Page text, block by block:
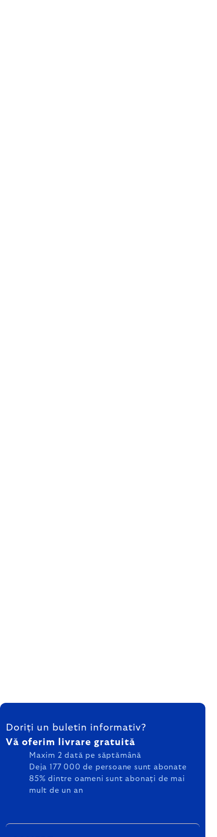
SUBSOL
Doriți un buletin informativ?
Vă oferim livrare gratuită
Maxim 2 dată pe săptămână
Deja 177 000 de persoane sunt abonate
85% dintre oameni sunt abonați de mai
mult de un an